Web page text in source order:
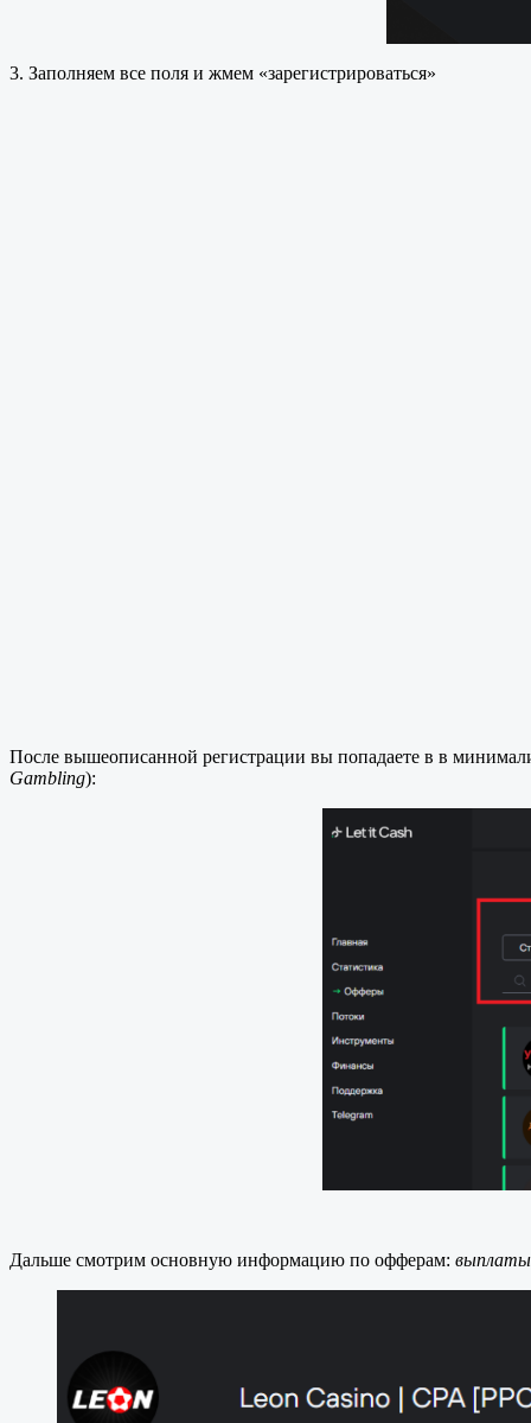
3. Заполняем все поля и жмем «зарегистрироваться»
После вышеописанной регистрации вы попадаете в в
Gambling):
Дальше смотрим основную информацию по офферам: